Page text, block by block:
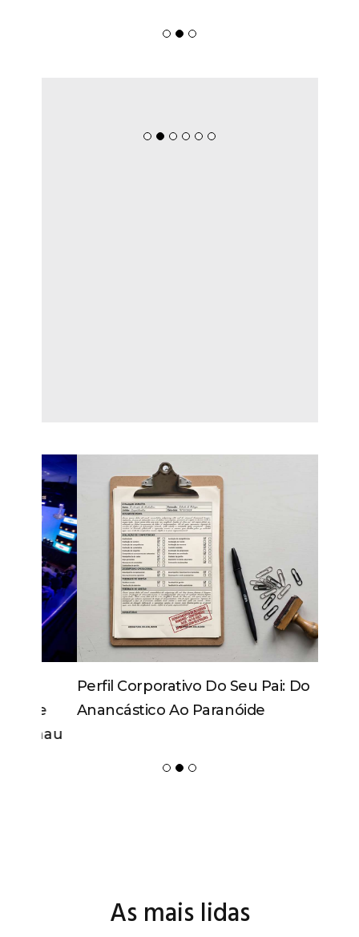
Perfil Corporativo Do Seu Pai: Do
Anancástico Ao Paranóide
As mais lidas